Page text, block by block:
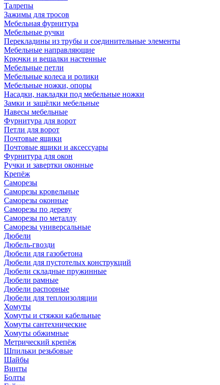
Талрепы
Зажимы для тросов
Мебельная фурнитура
Мебельные ручки
Перекладины из трубы и соединительные элементы
Мебельные направляющие
Крючки и вешалки настенные
Мебельные петли
Мебельные колеса и ролики
Мебельные ножки, опоры
Насадки, накладки под мебельные ножки
Замки и защёлки мебельные
Навесы мебельные
Фурнитура для ворот
Петли для ворот
Почтовые ящики
Почтовые ящики и аксессуары
Фурнитура для окон
Ручки и завертки оконные
Крепёж
Саморезы
Саморезы кровельные
Саморезы оконные
Саморезы по дереву
Саморезы по металлу
Саморезы универсальные
Дюбели
Дюбель-гвозди
Дюбели для газобетона
Дюбели для пустотелых конструкций
Дюбели складные пружинные
Дюбели рамные
Дюбели распорные
Дюбели для теплоизоляции
Хомуты
Хомуты и стяжки кабельные
Хомуты сантехнические
Хомуты обжимные
Метрический крепёж
Шпильки резьбовые
Шайбы
Винты
Болты